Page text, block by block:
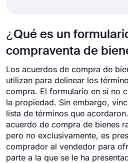
¿Qué es un
compraventa de
Los acuerdos de compra de
utilizan para delinear los
compra. El formulario en sí no
la propiedad. Sin embargo,
lista de términos que
acuerdo de compra de bienes
pero no exclusivamente, es
comprador al vendedor para
parte a la que se le ha